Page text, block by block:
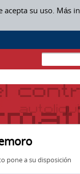
su uso. Más
pone a su disposición